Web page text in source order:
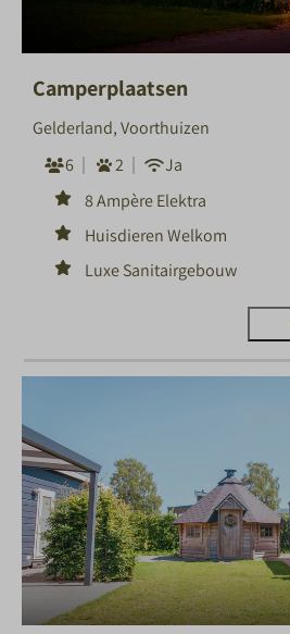
Camperplaatsen
Gelderland, Voorthuizen
6
2
Ja
8 Ampère Elektra
Huisdieren Welkom
Luxe Sanitairgebouw